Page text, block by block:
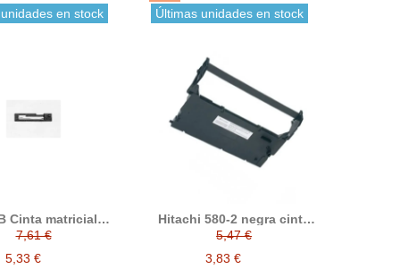
en stock
Cinta matricial
con Canon /
3000101-CBM910
(pack5 ud)
7,61 €
5,33 €
Últimas unidades en stock
Hitachi 580-2 negra cinta
matricial compatible
5,47 €
3,83 €